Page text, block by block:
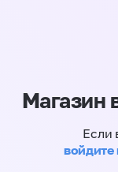
Магазин
Если
войдите